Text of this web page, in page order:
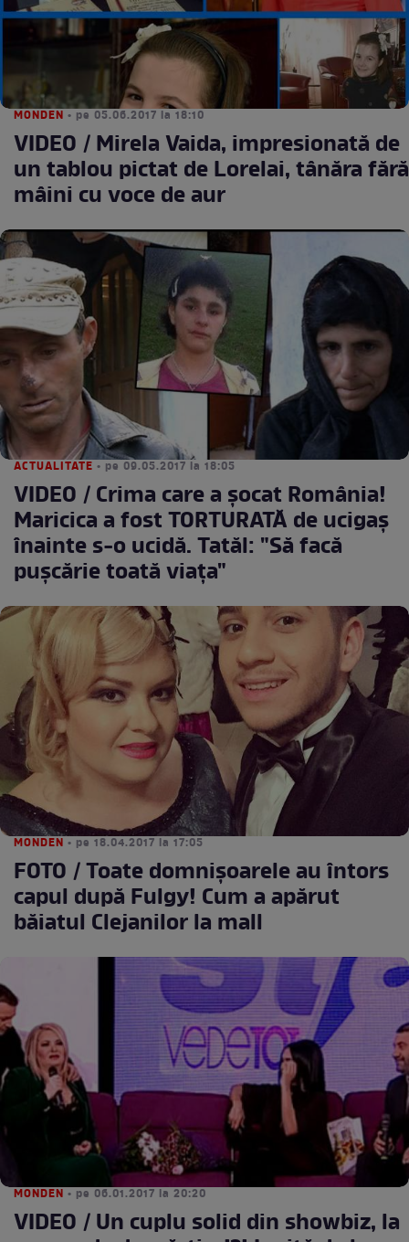
MONDEN • pe 05.06.2017 la 18:10
VIDEO / Mirela Vaida, impresionată de
un tablou pictat de Lorelai, tânăra fără
mâini cu voce de aur
ACTUALITATE • pe 09.05.2017 la 18:05
VIDEO / Crima care a şocat România!
Maricica a fost TORTURATĂ de ucigaş
înainte s-o ucidă. Tatăl: "Să facă
puşcărie toată viaţa"
MONDEN • pe 18.04.2017 la 17:05
FOTO / Toate domnișoarele au întors
capul după Fulgy! Cum a apărut
băiatul Clejanilor la mall
MONDEN • pe 06.01.2017 la 20:20
VIDEO / Un cuplu solid din showbiz, la